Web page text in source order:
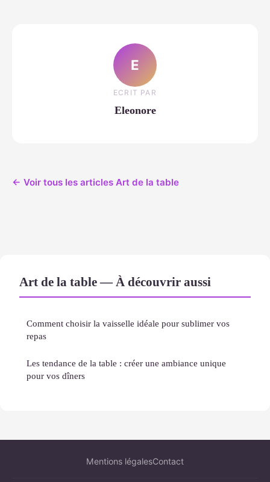
E
ECRIT PAR
Eleonore
← Voir tous les articles Art de la table
Art de la table — À découvrir aussi
Comment choisir la vaisselle idéale pour sublimer vos
repas
Les tendance de la table : créer une ambiance unique
pour vos dîners
Mentions légalesContact